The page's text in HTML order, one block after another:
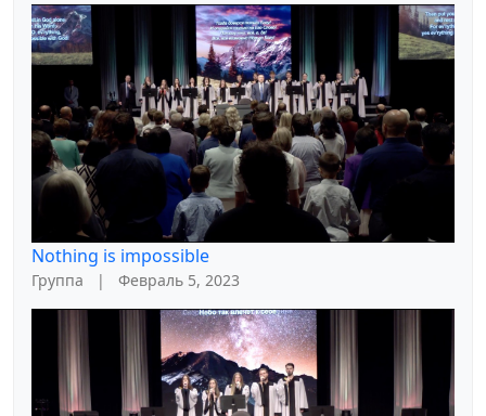
Nothing is impossible
Группа | Февраль 5, 2023